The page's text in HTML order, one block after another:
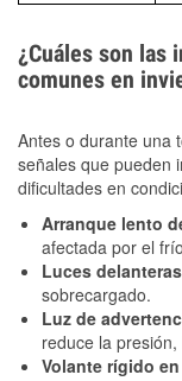
¿Cuáles son las
comunes en
Antes o durante una
señales que pueden
dificultades en
Arranque lento
afectada por el
Luces
sobrecargado.
Luz de
reduce la
Volante rígido